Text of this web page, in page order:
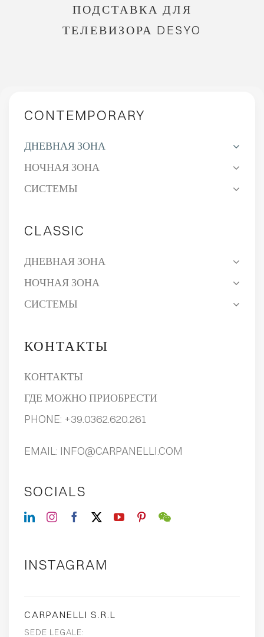
ПОДСТАВКА ДЛЯ
ТЕЛЕВИЗОРА DESYO
CONTEMPORARY
ДНЕВНАЯ ЗОНА
НОЧНАЯ ЗОНА
СИСТЕМЫ
CLASSIC
ДНЕВНАЯ ЗОНА
НОЧНАЯ ЗОНА
СИСТЕМЫ
КОНТАКТЫ
КОНТАКТЫ
ГДЕ МОЖНО ПРИОБРЕСТИ
PHONE: +39.0362.620.261
EMAIL: INFO@CARPANELLI.COM
SOCIALS
INSTAGRAM
CARPANELLI S.R.L
SEDE LEGALE: